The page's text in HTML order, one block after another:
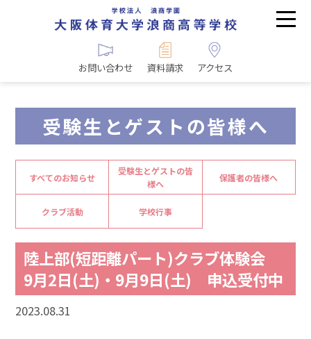
お問い合わせ 資料請求 アクセス
受験生とゲストの皆様へ
すべてのお知らせ
受験生とゲストの皆
様へ
保護者の皆様へ
クラブ活動 学校行事
陸上部(短距離パート)クラブ体験会
9月2日(土)・9月9日(土) 申込受付中
2023.08.31